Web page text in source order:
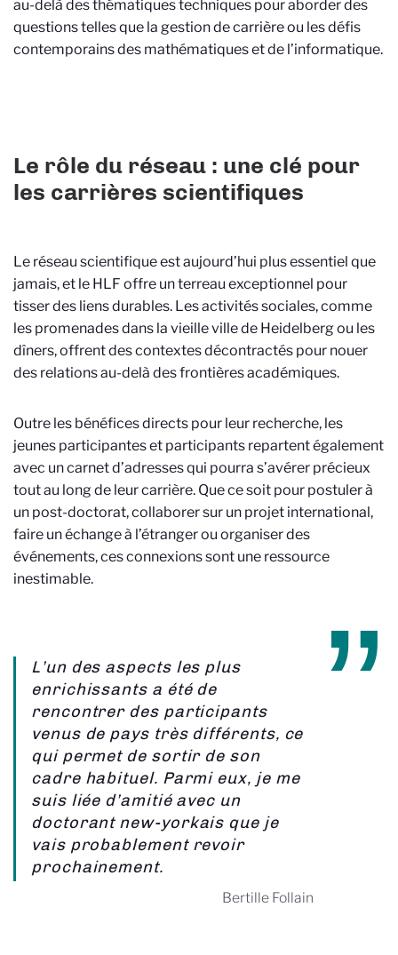
au-delà des thématiques techniques pour aborder des
questions telles que la gestion de carrière ou les défis
contemporains des mathématiques et de l’informatique.
Le rôle du réseau : une clé pour
les carrières scientifiques
Le réseau scientifique est aujourd’hui plus essentiel que
jamais, et le HLF offre un terreau exceptionnel pour
tisser des liens durables. Les activités sociales, comme
les promenades dans la vieille ville de Heidelberg ou les
dîners, offrent des contextes décontractés pour nouer
des relations au-delà des frontières académiques.
Outre les bénéfices directs pour leur recherche, les
jeunes participantes et participants repartent également
avec un carnet d’adresses qui pourra s’avérer précieux
tout au long de leur carrière. Que ce soit pour postuler à
un post-doctorat, collaborer sur un projet international,
faire un échange à l’étranger ou organiser des
événements, ces connexions sont une ressource
inestimable.
L’un des aspects les plus
enrichissants a été de
rencontrer des participants
venus de pays très différents, ce
qui permet de sortir de son
cadre habituel. Parmi eux, je me
suis liée d’amitié avec un
doctorant new-yorkais que je
vais probablement revoir
prochainement.
Bertille Follain